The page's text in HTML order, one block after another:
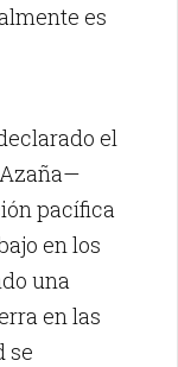
es
el
pacífica
en los
una
en las
se